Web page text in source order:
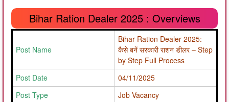
Bihar Ration Dealer 2025 : Overviews
Post Name
Bihar Ration Dealer 2025:
कैसे बनें सरकारी राशन डीलर – Step
by Step Full Process
Post Date
04/11/2025
Post Type
Job Vacancy